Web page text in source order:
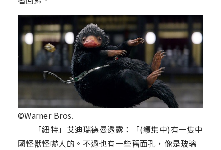
©Warner Bros.
「紐特」艾迪瑞德曼透露：「(續集中)有一隻中
國怪獸怪嚇人的。不過也有一些舊面孔，像是玻璃